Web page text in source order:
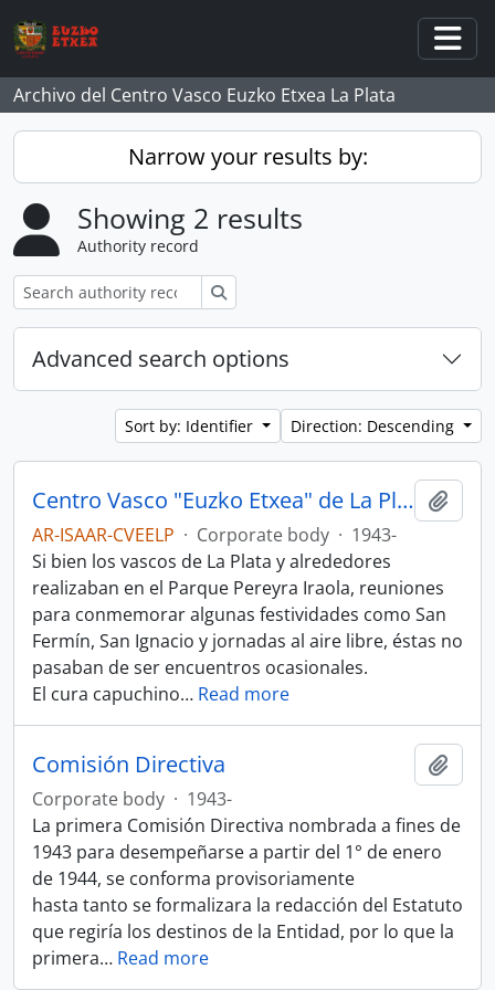
Skip to main content
Archivo del Centro Vasco Euzko Etxea La Plata
Narrow your results by:
Showing 2 results
Authority record
Advanced search options
Sort by: Identifier Direction: Descending
Centro Vasco "Euzko Etxea" de La Plata
AR-ISAAR-CVEELP · Corporate body · 1943-
Si bien los vascos de La Plata y alrededores
realizaban en el Parque Pereyra Iraola, reuniones
para conmemorar algunas festividades como San
Fermín, San Ignacio y jornadas al aire libre, éstas no
pasaban de ser encuentros ocasionales.
El cura capuchino… Read more
Comisión Directiva
Corporate body · 1943-
La primera Comisión Directiva nombrada a fines de
1943 para desempeñarse a partir del 1° de enero
de 1944, se conforma provisoriamente
hasta tanto se formalizara la redacción del Estatuto
que regiría los destinos de la Entidad, por lo que la
primera… Read more